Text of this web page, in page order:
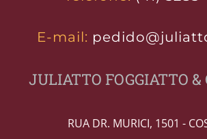
E-mail:
JULIATTO FOGGIATTO &
RUA DR. MURICI, 1501 -